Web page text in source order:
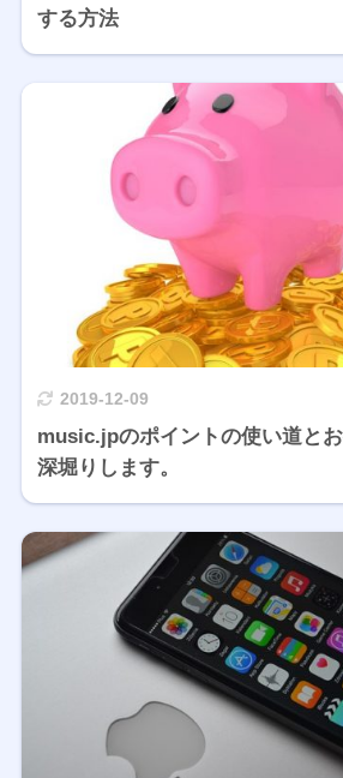
する方法
2019-12-09
music.jpのポイントの使い道と
深堀りします。